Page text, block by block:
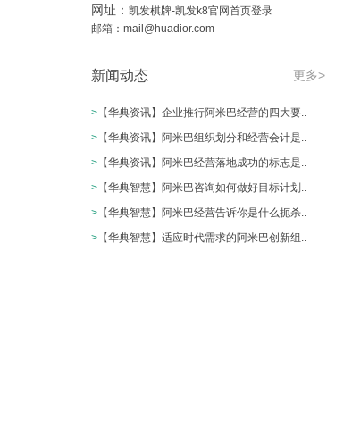
网址： 凯发棋牌-凯发k8官网首页登录
邮箱： mail@huadior.com
更多>
新闻动态
> 【华典资讯】企业推行阿米巴经营的四大要..
> 【华典资讯】阿米巴组织划分和经营会计是..
> 【华典资讯】阿米巴经营落地成功的标志是..
> 【华典智慧】阿米巴咨询如何做好目标计划..
> 【华典智慧】阿米巴经营告诉你是什么扼杀..
> 【华典智慧】适应时代需求的阿米巴创新组..